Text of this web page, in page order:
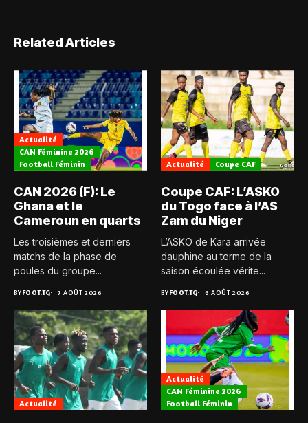
Related Articles
Actualité
CAN Féminine 2026
Football Féminin
CAN 2026 (F): Le
Ghana et le
Cameroun en quarts
Les troisièmes et derniers
matchs de la phase de
poules du groupe...
BYFOOT.TG 7 AOÛT 2026
Actualité Coupe CAF
Coupe CAF: L’ASKO
du Togo face à l’AS
Zam du Niger
L’ASKO de Kara arrivée
dauphine au terme de la
saison écoulée vérite...
BYFOOT.TG 6 AOÛT 2026
Actualité
Actualité
CAN Féminine 2026
Football Féminin